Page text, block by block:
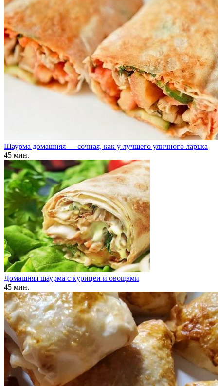
Шаурма домашняя — сочная, как у лучшего уличного ларька
45 мин.
Домашняя шаурма с курицей и овощами
45 мин.